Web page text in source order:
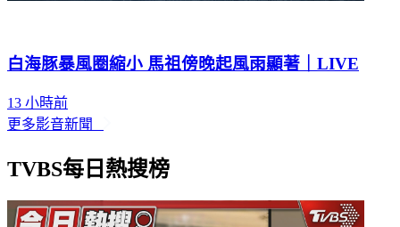
白海豚暴風圈縮小 馬祖傍晚起風雨顯著｜LIVE
13 小時前
更多影音新聞
TVBS每日熱搜榜